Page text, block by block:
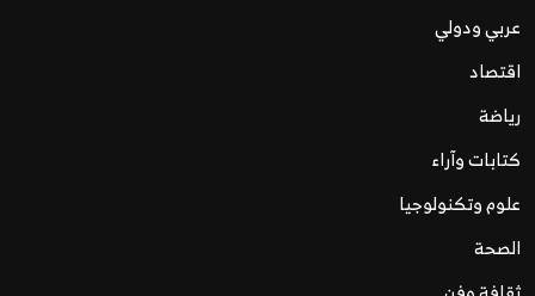
عربي ودولي
اقتصاد
رياضة
كتابات وآراء
علوم وتكنولوجيا
الصحة